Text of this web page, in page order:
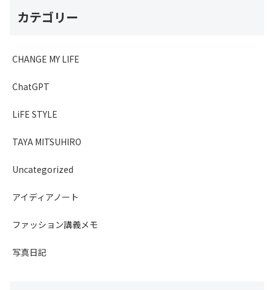
カテゴリー
CHANGE MY LIFE
ChatGPT
LiFE STYLE
TAYA MITSUHIRO
Uncategorized
アイディアノート
ファッション講義メモ
写真日記